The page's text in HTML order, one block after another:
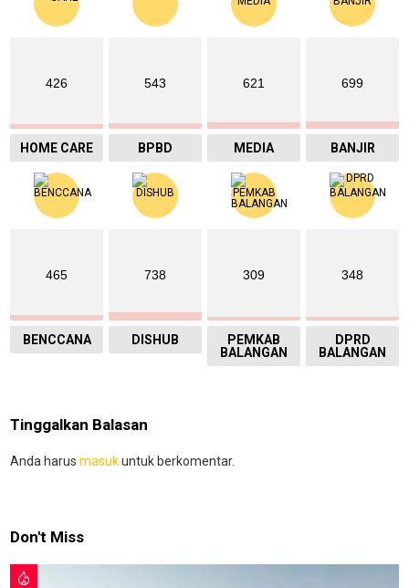
426
HOME CARE
543
BPBD
621
MEDIA
699
BANJIR
465
BENCCANA
738
DISHUB
309
PEMKAB
BALANGAN
348
DPRD
BALANGAN
Tinggalkan Balasan
Anda harus masukuntuk berkomentar.
Don't Miss